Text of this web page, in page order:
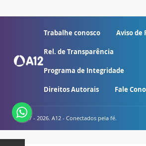
Trabalhe conosco Aviso de
Rel. de Transparência
Programa de Integridade
Direitos Autorais Fale
© 2007 - 2026. A12 - Conectados pela fé.